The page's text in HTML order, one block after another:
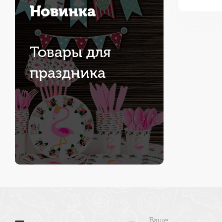
Новинка
Товары для
праздника